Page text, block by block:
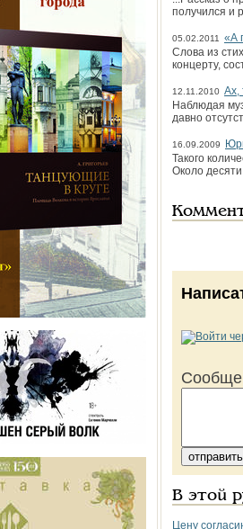
получился и
05.02.2011
«А
Слова из
концерту,
12.11.2010 Ах,
Наблюдая
давно
16.09.2009
Такого
Около
В этой
Цену